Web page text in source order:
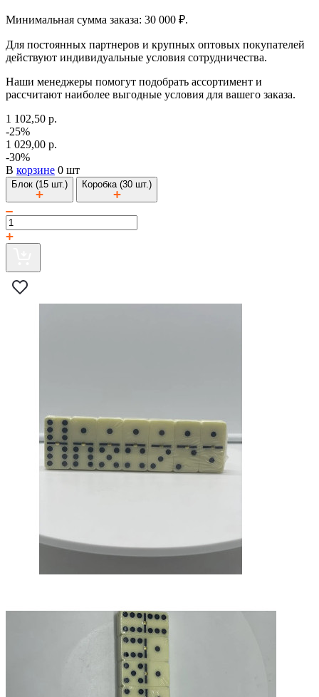
Минимальная сумма заказа: 30 000 ₽.
Для постоянных партнеров и крупных оптовых покупателей
действуют индивидуальные условия сотрудничества.
Наши менеджеры помогут подобрать ассортимент и
рассчитают наиболее выгодные условия для вашего заказа.
1 102,50 р.
-25%
1 029,00 р.
-30%
В корзине 0 шт
Блок (15 шт.) Коробка (30 шт.)